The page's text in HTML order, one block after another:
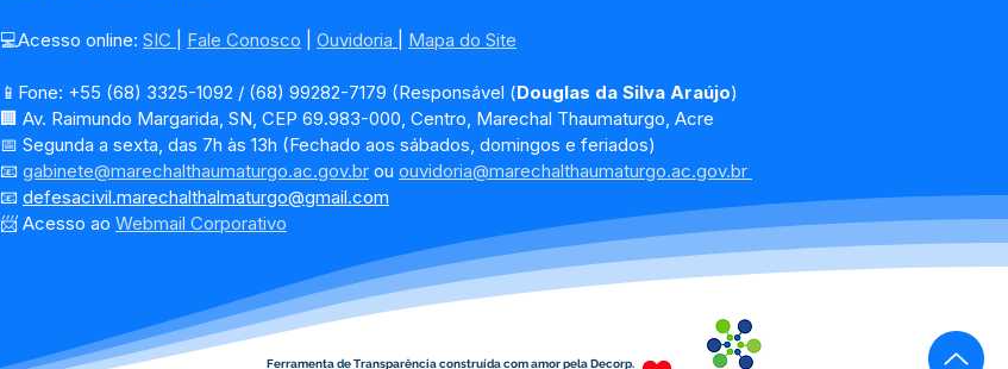
💻Acesso online: SIC Fale Conosco Ouvidoria Mapa do Site
📱Fone: +55 (68) 3325-1092 / (68) 99282-7179 (Responsável (Douglas da Silva Araújo)
🏢 Av. Raimundo Margarida, SN, CEP 69.983-000, Centro, Marechal Thaumaturgo, Acre
📅 Segunda a sexta, das 7h às 13h (Fechado aos sábados, domingos e feriados)
📧 gabinete@marechalthaumaturgo.ac.gov.br ou ouvidoria@marechalthaumaturgo.ac.gov.br
📧 defesacivil.marechalthalmaturgo@gmail.com
📨 Acesso ao Webmail Corporativo
Ferramenta de Transparência construída com amor pela Decorp.